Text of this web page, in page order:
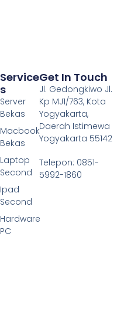
Service
S
Server
Bekas
Macbook
Bekas
Laptop
Second
Ipad
Second
Hardware
PC
Get In Touch
Jl. Gedongkiwo Jl.
Kp MJ1/763, Kota
Yogyakarta,
Daerah Istimewa
Yogyakarta 55142
Telepon: 0851-
5992-1860